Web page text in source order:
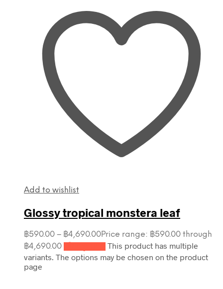
Add to wishlist
Glossy tropical monstera leaf
฿590.00 – ฿4,690.00Price range: ฿590.00 through
฿4,690.00
This product has multiple
variants. The options may be chosen on the product
page